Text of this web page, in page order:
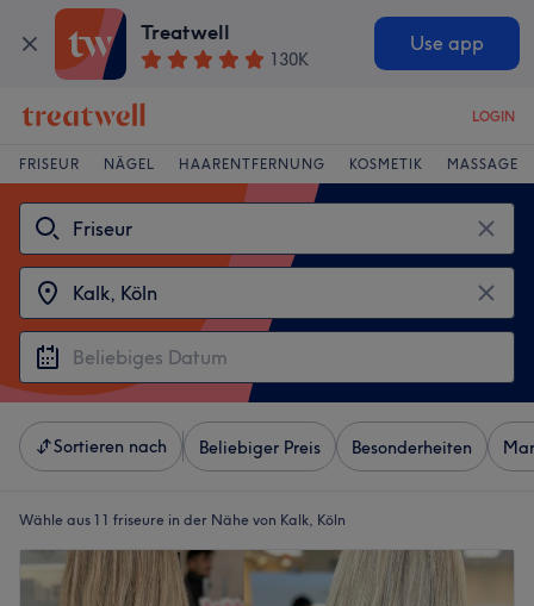
Treatwell
130K
Use app
LOGIN
FRISEUR NÄGEL HAARENTFERNUNG KOSMETIK MASSAGE
Sortieren nach Beliebiger Preis Besonderheiten
Wähle aus 11 friseure in der Nähe von Kalk, Köln